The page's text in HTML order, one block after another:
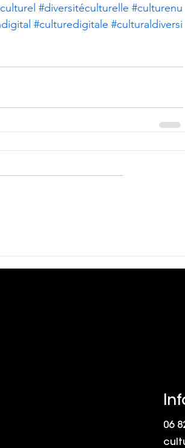
#diversitéculturelle #culturenu
#culturedigitale #culturaldiversi
06